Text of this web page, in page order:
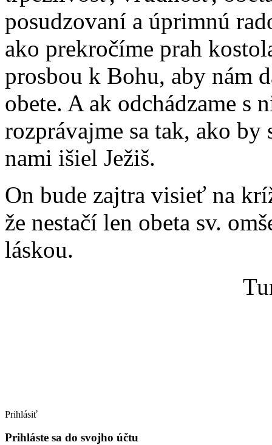
posudzovaní a úprimnú
ako prekročíme prah
prosbou k Bohu, aby nám
obete. A ak odchádzame s
rozprávajme sa tak, ako by
nami išiel Ježiš.
On bude zajtra visieť na
že nestačí len obeta sv.
láskou.
Prihlásiť
Prihláste sa do svojho účtu